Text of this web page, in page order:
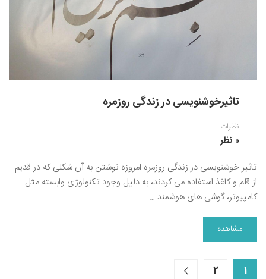
تاثیرخوشنویسی در زندگی روزمره
نظرات
0 نظر
تاثیر خوشنویسی در زندگی روزمره امروزه نوشتن به آن شکلی که در قدیم
از قلم و کاغذ استفاده می کردند، به دلیل وجود تکنولوژی وابسته مثل
کامپیوتر، گوشی های هوشمند …
مشاهده
1
2